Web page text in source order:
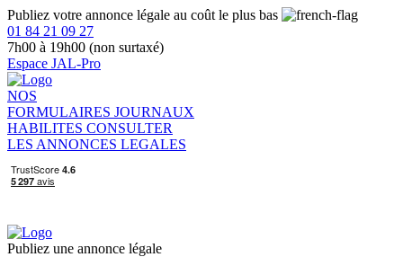
Publiez votre annonce légale au coût le plus bas
01 84 21 09 27
7h00 à 19h00 (non surtaxé)
Espace JAL-Pro
NOS
FORMULAIRES JOURNAUX
HABILITES CONSULTER
LES ANNONCES LEGALES
Publiez une annonce légale